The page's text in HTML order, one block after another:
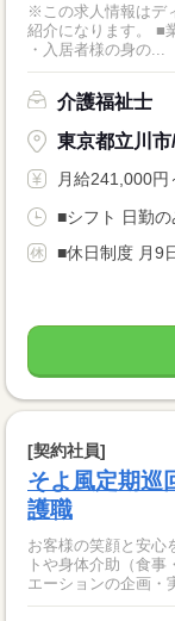
※この求人情報はデ
紹介になります。 ■
・入居者様の身の...
介護福祉士
東京都立川市
月給241,000円
■シフト 日勤の
■休日制度 月9
[契約社員]
そよ風定期巡
護職
お客様の笑顔と安心
トや身体介助（食
エーションの企画・